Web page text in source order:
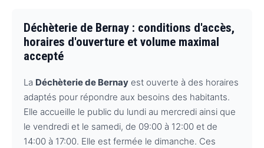
Déchèterie de Bernay : conditions d'accès,
horaires d'ouverture et volume maximal
accepté
La Déchèterie de Bernay est ouverte à des horaires
adaptés pour répondre aux besoins des habitants.
Elle accueille le public du lundi au mercredi ainsi que
le vendredi et le samedi, de 09:00 à 12:00 et de
14:00 à 17:00. Elle est fermée le dimanche. Ces